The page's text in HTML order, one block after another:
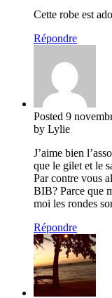
Cette robe est
Répondre
Posted 9
by Lylie
J’aime bien
que le gilet et le
Par contre vous
BIB? Parce que
moi les rondes
Répondre